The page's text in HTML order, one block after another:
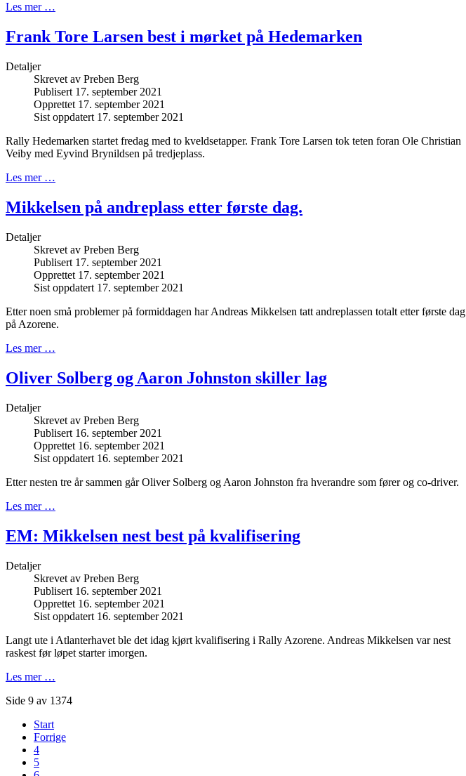
Les mer …
Frank Tore Larsen best i mørket på Hedemarken
Detaljer
Skrevet av Preben Berg
Publisert 17. september 2021
Opprettet 17. september 2021
Sist oppdatert 17. september 2021
Rally Hedemarken startet fredag med to kveldsetapper. Frank Tore Larsen tok teten foran Ole Christian
Veiby med Eyvind Brynildsen på tredjeplass.
Les mer …
Mikkelsen på andreplass etter første dag.
Detaljer
Skrevet av Preben Berg
Publisert 17. september 2021
Opprettet 17. september 2021
Sist oppdatert 17. september 2021
Etter noen små problemer på formiddagen har Andreas Mikkelsen tatt andreplassen totalt etter første dag
på Azorene.
Les mer …
Oliver Solberg og Aaron Johnston skiller lag
Detaljer
Skrevet av Preben Berg
Publisert 16. september 2021
Opprettet 16. september 2021
Sist oppdatert 16. september 2021
Etter nesten tre år sammen går Oliver Solberg og Aaron Johnston fra hverandre som fører og co-driver.
Les mer …
EM: Mikkelsen nest best på kvalifisering
Detaljer
Skrevet av Preben Berg
Publisert 16. september 2021
Opprettet 16. september 2021
Sist oppdatert 16. september 2021
Langt ute i Atlanterhavet ble det idag kjørt kvalifisering i Rally Azorene. Andreas Mikkelsen var nest
raskest før løpet starter imorgen.
Les mer …
Side 9 av 1374
Start
Forrige
4
5